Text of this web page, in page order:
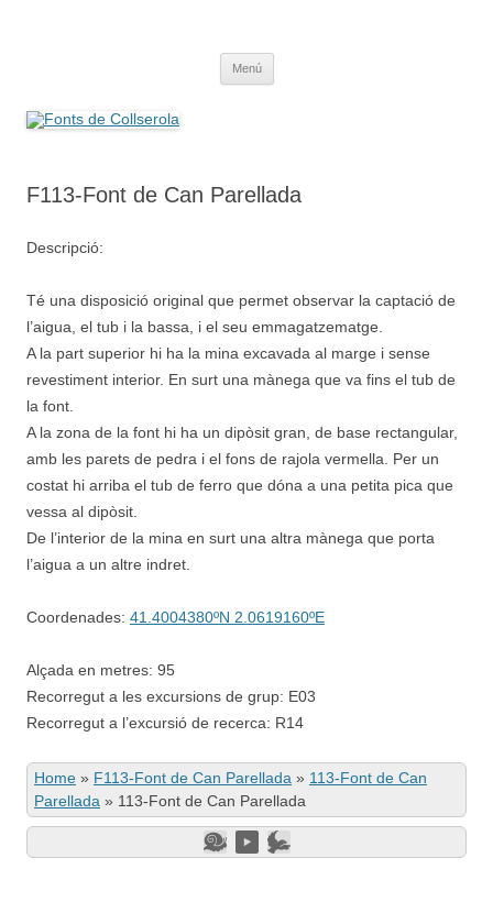
Menú
F113-Font de Can Parellada
Descripció:
Té una disposició original que permet observar la captació de
l’aigua, el tub i la bassa, i el seu emmagatzematge.
A la part superior hi ha la mina excavada al marge i sense
revestiment interior. En surt una mànega que va fins el tub de
la font.
A la zona de la font hi ha un dipòsit gran, de base rectangular,
amb les parets de pedra i el fons de rajola vermella. Per un
costat hi arriba el tub de ferro que dóna a una petita pica que
vessa al dipòsit.
De l’interior de la mina en surt una altra mànega que porta
l’aigua a un altre indret.
Coordenades: 41.4004380ºN 2.0619160ºE
Alçada en metres: 95
Recorregut a les excursions de grup: E03
Recorregut a l’excursió de recerca: R14
Home » F113-Font de Can Parellada » 113-Font de Can
Parellada » 113-Font de Can Parellada